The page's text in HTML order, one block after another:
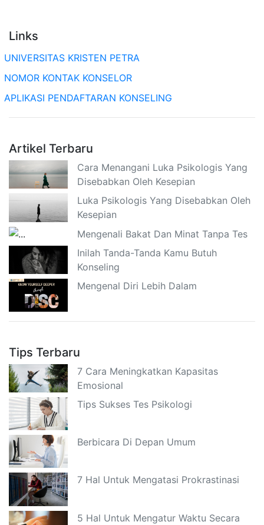
Links
UNIVERSITAS KRISTEN PETRA
NOMOR KONTAK KONSELOR
APLIKASI PENDAFTARAN KONSELING
Artikel Terbaru
Cara Menangani Luka Psikologis Yang
Disebabkan Oleh Kesepian
Luka Psikologis Yang Disebabkan Oleh
Kesepian
Mengenali Bakat Dan Minat Tanpa Tes
Inilah Tanda-Tanda Kamu Butuh
Konseling
Mengenal Diri Lebih Dalam
Tips Terbaru
7 Cara Meningkatkan Kapasitas
Emosional
Tips Sukses Tes Psikologi
Berbicara Di Depan Umum
7 Hal Untuk Mengatasi Prokrastinasi
5 Hal Untuk Mengatur Waktu Secara